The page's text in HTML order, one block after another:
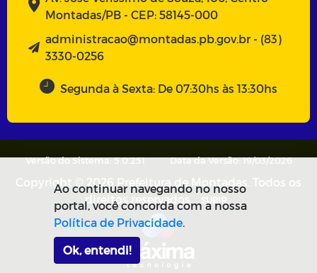
Montadas/PB - CEP: 58145-000
administracao@montadas.pb.gov.br - (83)
3330-0256
Segunda à Sexta: De 07:30hs às 13:30hs
Versão do Sistema: 5.0.251 Data da Versão: 19/03/2026
Copyright © 2026 Prefeitura de Montadas. Todos os
direitos reservados.
SUBIR
Ao continuar navegando no nosso
portal, você concorda com a nossa
Política de Privacidade.
Ok, entendi!